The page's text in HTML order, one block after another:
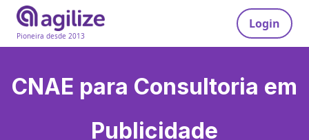
Pioneira desde 2013
Login
CNAE para Consultoria em
Publicidade